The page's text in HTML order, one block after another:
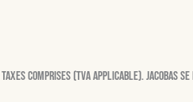
comprises (TVA applicable).